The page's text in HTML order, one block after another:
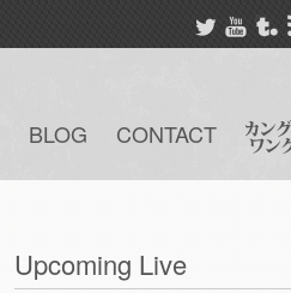
BLOG CONTACT
Upcoming Live